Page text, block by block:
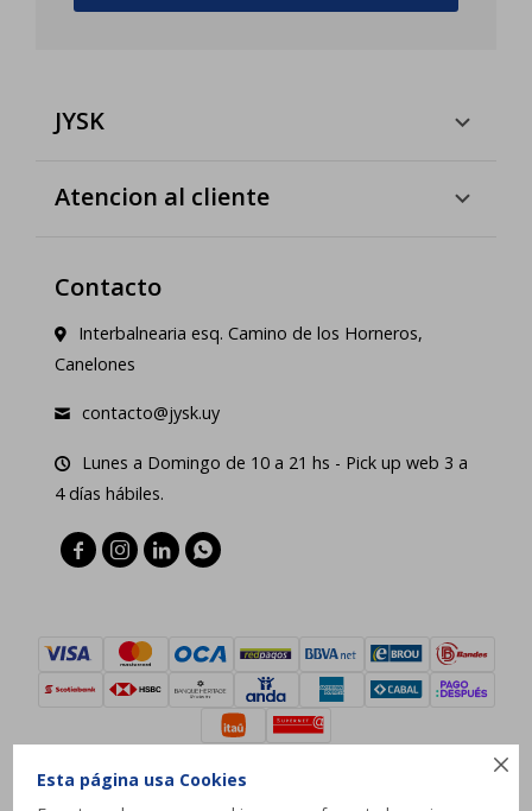

Esta página usa Cookies
JYSK
Atencion al cliente
Contacto
Interbalnearia esq. Camino de los Horneros,
Canelones
contacto@jysk.uy
Lunes a Domingo de 10 a 21 hs - Pick up web 3 a
4 días hábiles.
   